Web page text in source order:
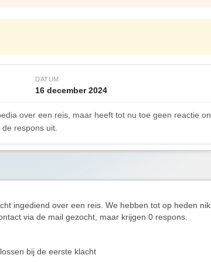
DATUM
16 december 2024
over een reis, maar heeft tot nu toe geen reactie
respons uit.
ingediend over een reis. We hebben tot op heden
via de mail gezocht, maar krijgen 0 respons.
bij de eerste klacht